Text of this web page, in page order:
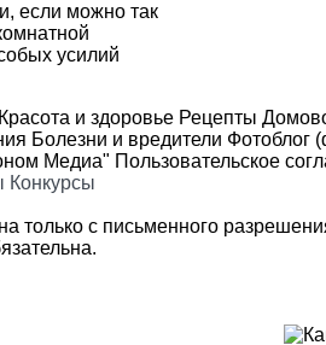
если можно так
усилий
Красота и здоровье Рецепты
Болезни и вредители Фотоблог
Медиа" Пользовательское
Конкурсы
только с письменного